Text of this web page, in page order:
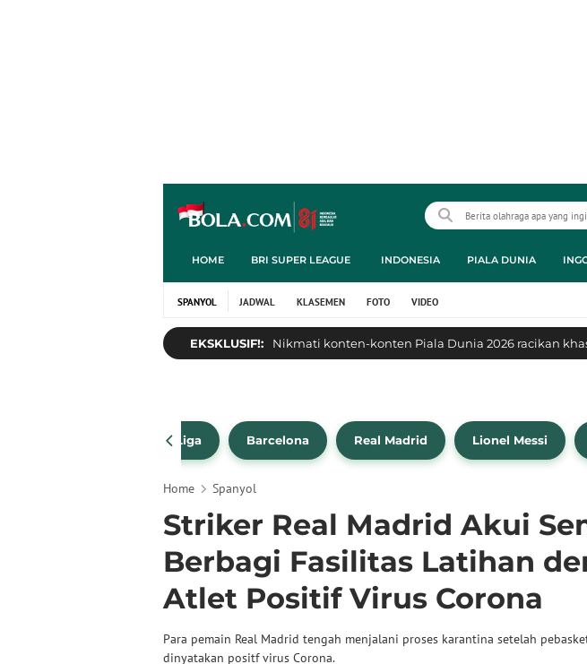
HOME BRI SUPER LEAGUE INDONESIA PIALA DUNIA
SPANYOL JADWAL KLASEMEN FOTO VIDEO
EKSKLUSIF!: Nikmati konten-konten Piala Dunia 2026 racikan
La Liga Barcelona Real Madrid Lionel Messi
Home Spanyol
Striker Real Madrid Akui
Berbagi Fasilitas Latihan
Atlet Positif Virus Corona
Para pemain Real Madrid tengah menjalani proses karantina setelah
dinyatakan positf virus Corona.